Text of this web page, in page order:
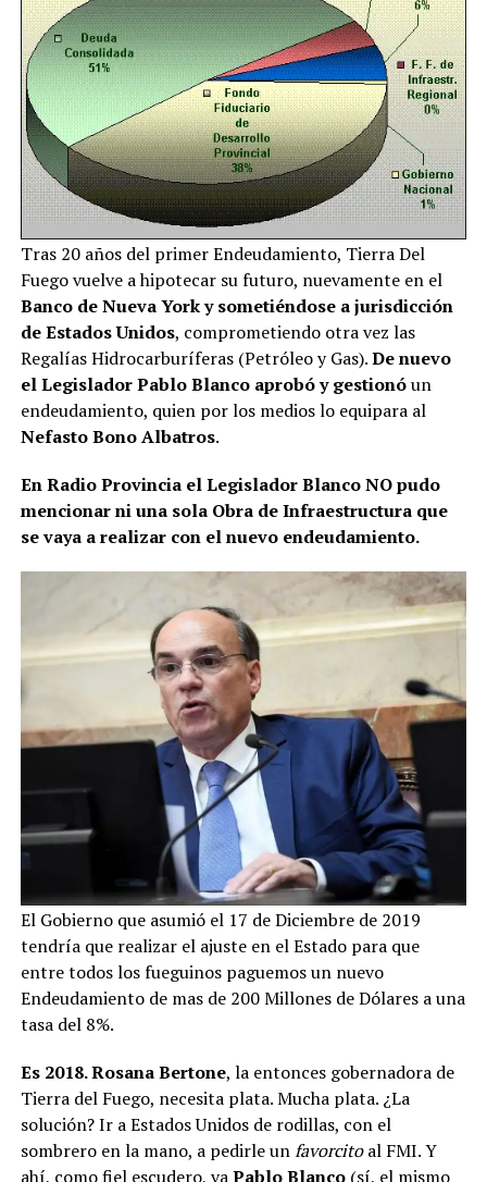
Tras 20 años del primer Endeudamiento, Tierra Del
Fuego vuelve a hipotecar su futuro, nuevamente en el
Banco de Nueva York y sometiéndose a jurisdicción
de Estados Unidos, comprometiendo otra vez las
Regalías Hidrocarburíferas (Petróleo y Gas).De nuevo
el Legislador Pablo Blanco aprobó y gestionóun
endeudamiento, quien por los medios lo equipara al
Nefasto Bono Albatros.
En Radio Provincia el Legislador Blanco NO pudo
mencionar ni una sola Obra de Infraestructura que
se vaya a realizar con el nuevo endeudamiento.
El Gobierno que asumió el 17 de Diciembre de 2019
tendría que realizar el ajuste en el Estado para que
entre todos los fueguinos paguemos un nuevo
Endeudamiento de mas de 200 Millones de Dólares a una
tasa del 8%.
Es 2018. Rosana Bertone, la entonces gobernadora de
Tierra del Fuego, necesita plata. Mucha plata. ¿La
solución? Ir a Estados Unidos de rodillas, con el
sombrero en la mano, a pedirle unfavorcitoal FMI. Y
ahí, como fiel escudero, vaPablo Blanco(sí, el mismo